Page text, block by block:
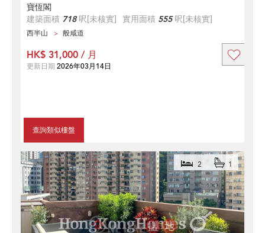
寶恆閣
建築面積 718呎[未核實] 實用面積 555呎[未核實]
西半山 般咸道
查詢類似樓盤
HK$ 31,000 / 月
更新日期 2026年03月14日
2 1